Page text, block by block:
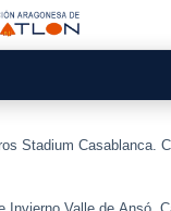
Stadium Casablanca.